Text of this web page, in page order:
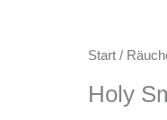
Start /
Holy